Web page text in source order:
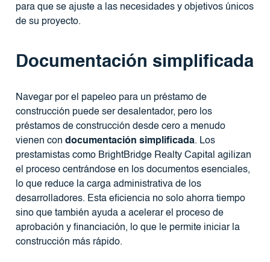
para que se ajuste a las necesidades y objetivos únicos
de su proyecto.
Documentación simplificada
Navegar por el papeleo para un préstamo de
construcción puede ser desalentador, pero los
préstamos de construcción desde cero a menudo
vienen con documentación simplificada. Los
prestamistas como BrightBridge Realty Capital agilizan
el proceso centrándose en los documentos esenciales,
lo que reduce la carga administrativa de los
desarrolladores. Esta eficiencia no solo ahorra tiempo
sino que también ayuda a acelerar el proceso de
aprobación y financiación, lo que le permite iniciar la
construcción más rápido.